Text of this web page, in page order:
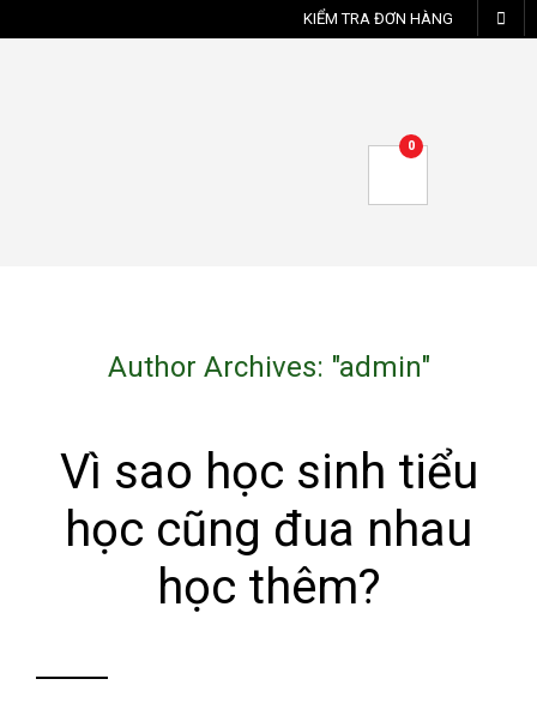
KIỂM TRA ĐƠN HÀNG
0
Author Archives: "admin"
Vì sao học sinh tiểu
học cũng đua nhau
học thêm?